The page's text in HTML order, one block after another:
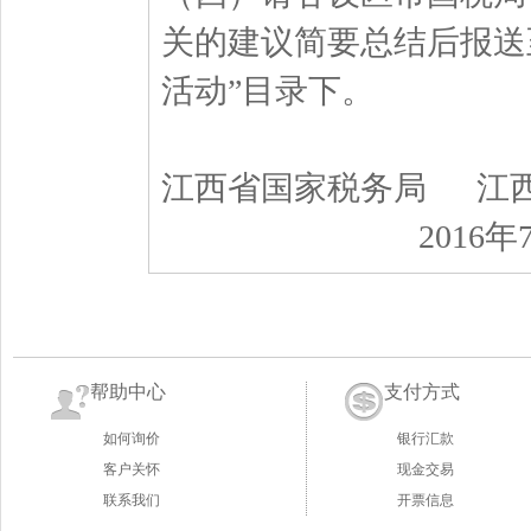
关的建议简要总结后报
活动”目录下。
江西省国家税务局 江
2016年7月
帮助中心
如何询价
客户关怀
联系我们
支付方式
银行汇款
现金交易
开票信息